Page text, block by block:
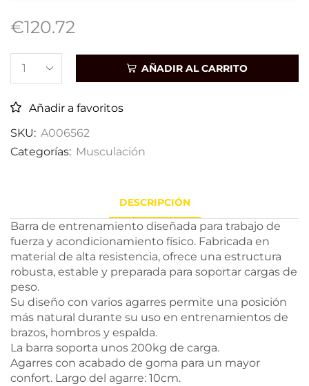
€120.72
AÑADIR AL CARRITO
Añadir a favoritos
SKU: A006562
Categorías: Musculación
DESCRIPCIÓN
Barra de entrenamiento diseñada para trabajo de
fuerza y acondicionamiento físico. Fabricada en
material de alta resistencia, ofrece una estructura
robusta, estable y preparada para soportar cargas de
peso.
Su diseño con varios agarres permite una posición
más natural durante su uso en entrenamientos de
brazos, hombros y espalda.
La barra soporta unos 200kg de carga.
Agarres con acabado de goma para un mayor
confort. Largo del agarre: 10cm.